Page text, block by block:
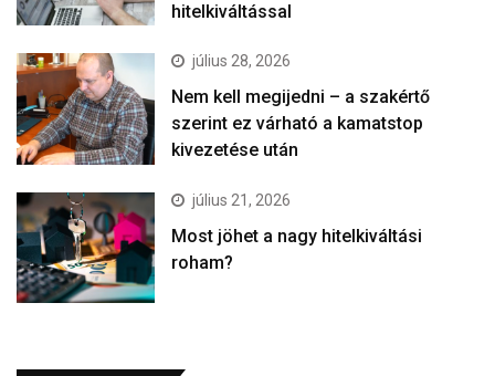
hitelkiváltással
július 28, 2026
Nem kell megijedni – a szakértő
szerint ez várható a kamatstop
kivezetése után
július 21, 2026
Most jöhet a nagy hitelkiváltási
roham?